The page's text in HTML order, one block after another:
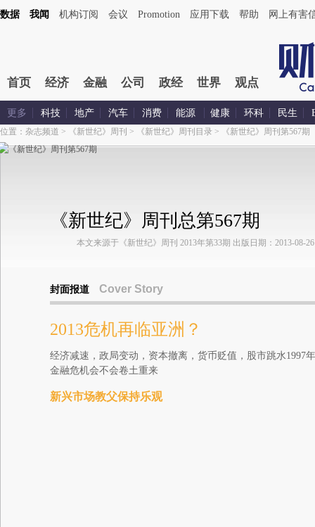
数据 我闻 机构订阅 会议 Promotion 应用下载 帮助 网上有害
首页 经济 金融 公司 政经 世界 观点
更多 科技 地产 汽车 消费 能源 健康 环科 民生
位置： 杂志频道 > 《新世纪》周刊 > 《新世纪》周刊目录 > 《新世纪》周刊第567期
《新世纪》周刊总第567期
本文来源于《新世纪》周刊 2013年第33期 出版日期：2013-08-26
封面报道 Cover Story
2013危机再临亚洲？
经济减速，政局变动，资本撤离，货币贬值，股市跳水1997
金融危机会不会卷土重来
新兴市场教父保持乐观